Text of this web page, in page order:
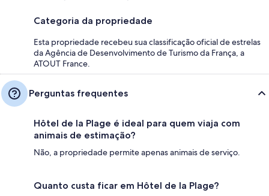
Categoria da propriedade
Esta propriedade recebeu sua classificação oficial de estrelas
da Agência de Desenvolvimento de Turismo da França, a
ATOUT France.
Perguntas frequentes
Hôtel de la Plage é ideal para quem viaja com
animais de estimação?
Não, a propriedade permite apenas animais de serviço.
Quanto custa ficar em Hôtel de la Plage?